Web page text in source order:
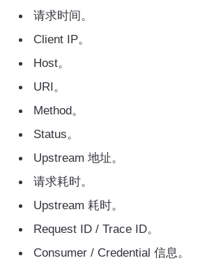
请求时间。
Client IP。
Host。
URI。
Method。
Status。
Upstream 地址。
请求耗时。
Upstream 耗时。
Request ID / Trace ID。
Consumer / Credential 信息。